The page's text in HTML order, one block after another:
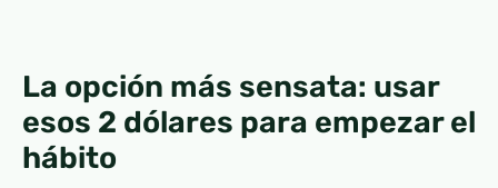
La opción más sensata: usar
esos 2 dólares para empezar el
hábito